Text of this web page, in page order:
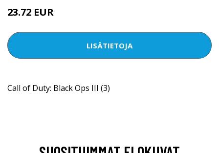
23.72 EUR
LISÄTIETOJA
Call of Duty: Black Ops III (3)